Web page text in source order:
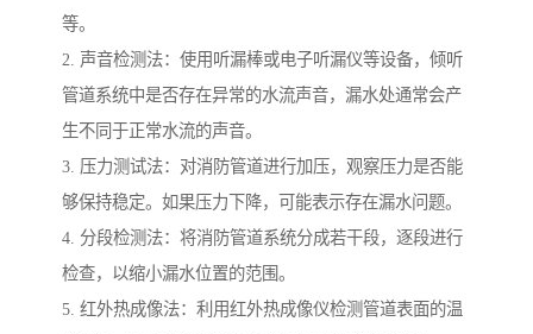
等。
2. 声音检测法：使用听漏棒或电子听漏仪等设备，倾听
管道系统中是否存在异常的水流声音，漏水处通常会产
生不同于正常水流的声音。
3. 压力测试法：对消防管道进行加压，观察压力是否能
够保持稳定。如果压力下降，可能表示存在漏水问题。
4. 分段检测法：将消防管道系统分成若干段，逐段进行
检查，以缩小漏水位置的范围。
5. 红外热成像法：利用红外热成像仪检测管道表面的温